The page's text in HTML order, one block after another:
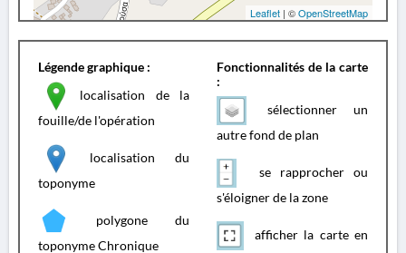
Leaflet | ©OpenStreetMap
Légende graphique :
localisation de la
fouille/de l'opération
localisation du
toponyme
polygone du
toponyme Chronique
Fonctionnalités de la carte
:
sélectionner un
autre fond de plan
se rapprocher ou
s'éloigner de la zone
afficher la carte en